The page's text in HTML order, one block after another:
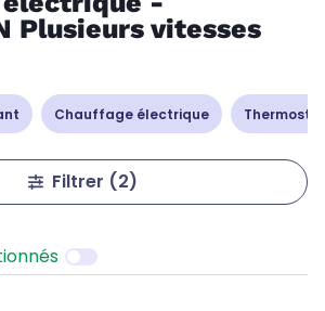
Plusieurs vitesses
Chauffage électrique
Filtrer (2)